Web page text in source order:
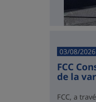
03/08/2026
FCC
de la
FCC, a